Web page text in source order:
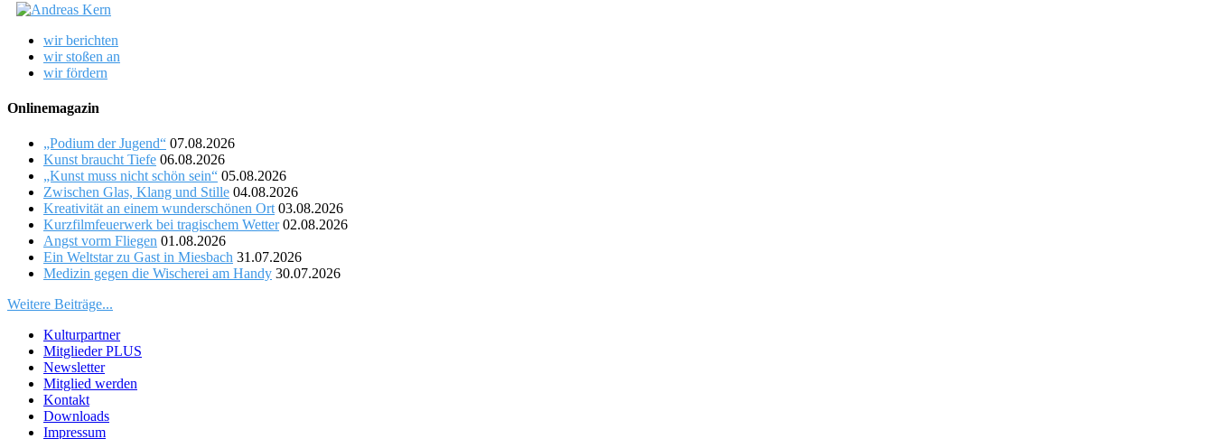
wir berichten
wir stoßen an
wir fördern
Onlinemagazin
„Podium der Jugend“ 07.08.2026
Kunst braucht Tiefe 06.08.2026
„Kunst muss nicht schön sein“ 05.08.2026
Zwischen Glas, Klang und Stille 04.08.2026
Kreativität an einem wunderschönen Ort 03.08.2026
Kurzfilmfeuerwerk bei tragischem Wetter 02.08.2026
Angst vorm Fliegen 01.08.2026
Ein Weltstar zu Gast in Miesbach 31.07.2026
Medizin gegen die Wischerei am Handy 30.07.2026
Weitere Beiträge...
Kulturpartner
Mitglieder PLUS
Newsletter
Mitglied werden
Kontakt
Downloads
Impressum